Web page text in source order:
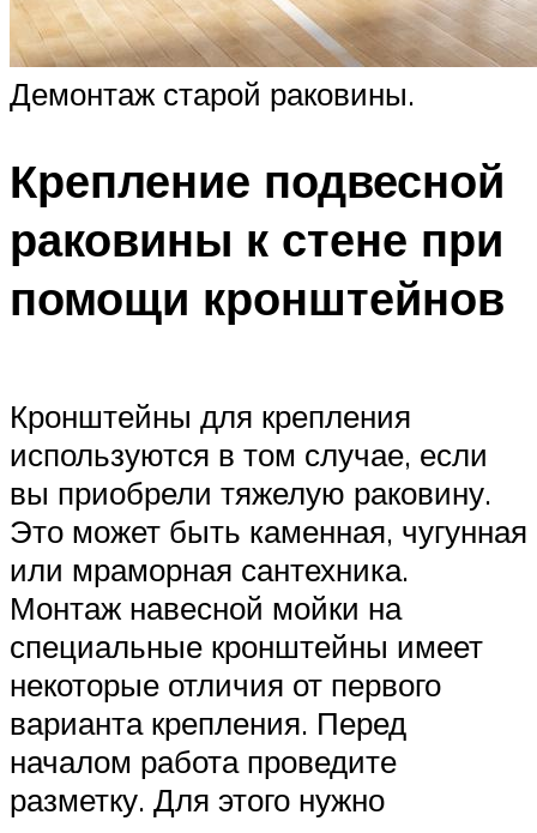
Демонтаж старой раковины.
Крепление подвесной
раковины к стене при
помощи кронштейнов
Кронштейны для крепления
используются в том случае, если
вы приобрели тяжелую раковину.
Это может быть каменная, чугунная
или мраморная сантехника.
Монтаж навесной мойки на
специальные кронштейны имеет
некоторые отличия от первого
варианта крепления. Перед
началом работа проведите
разметку. Для этого нужно